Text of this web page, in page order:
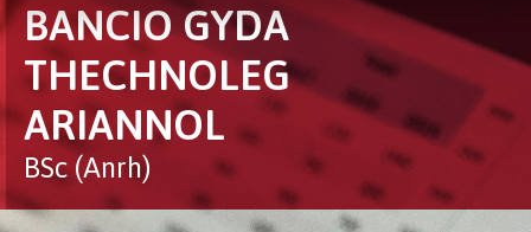
BANCIO GYDA
THECHNOLEG
ARIANNOL
BSc (Anrh)